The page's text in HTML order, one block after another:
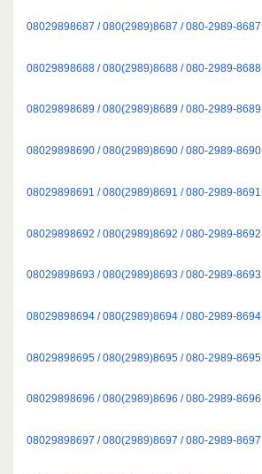
08029898687 / 080(2989)8687 / 080-2989-8687
08029898688 / 080(2989)8688 / 080-2989-8688
08029898689 / 080(2989)8689 / 080-2989-8689
08029898690 / 080(2989)8690 / 080-2989-8690
08029898691 / 080(2989)8691 / 080-2989-8691
08029898692 / 080(2989)8692 / 080-2989-8692
08029898693 / 080(2989)8693 / 080-2989-8693
08029898694 / 080(2989)8694 / 080-2989-8694
08029898695 / 080(2989)8695 / 080-2989-8695
08029898696 / 080(2989)8696 / 080-2989-8696
08029898697 / 080(2989)8697 / 080-2989-8697